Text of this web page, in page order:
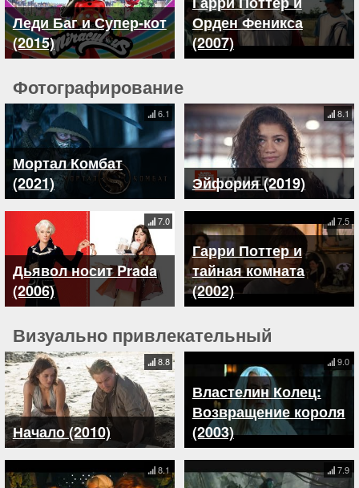
Леди Баг и Супер-кот
(2015)
Орден Феникса
(2007)
Фотографирование
Мортал Комбат
(2021)
6.1
Эйфория (2019)
8.1
Дьявол носит Prada
(2006)
7.0
Гарри Поттер и
тайная комната
(2002)
7.5
Визуально привлекательный
Начало (2010)
8.8
Властелин Колец:
Возвращение короля
(2003)
9.0
8.1 7.9